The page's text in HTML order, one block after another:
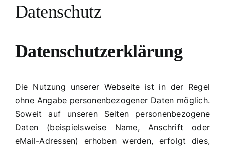
Datenschutz
Datenschutzerklärung
Die Nutzung unserer Webseite ist in der Regel
ohne Angabe personenbezogener Daten möglich.
Soweit auf unseren Seiten personenbezogene
Daten (beispielsweise Name, Anschrift oder
eMail-Adressen) erhoben werden, erfolgt dies,